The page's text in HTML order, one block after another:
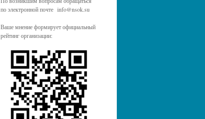
по электронной почте info@nsok.su
Ваше мнение формирует официальный
рейтинг организации: